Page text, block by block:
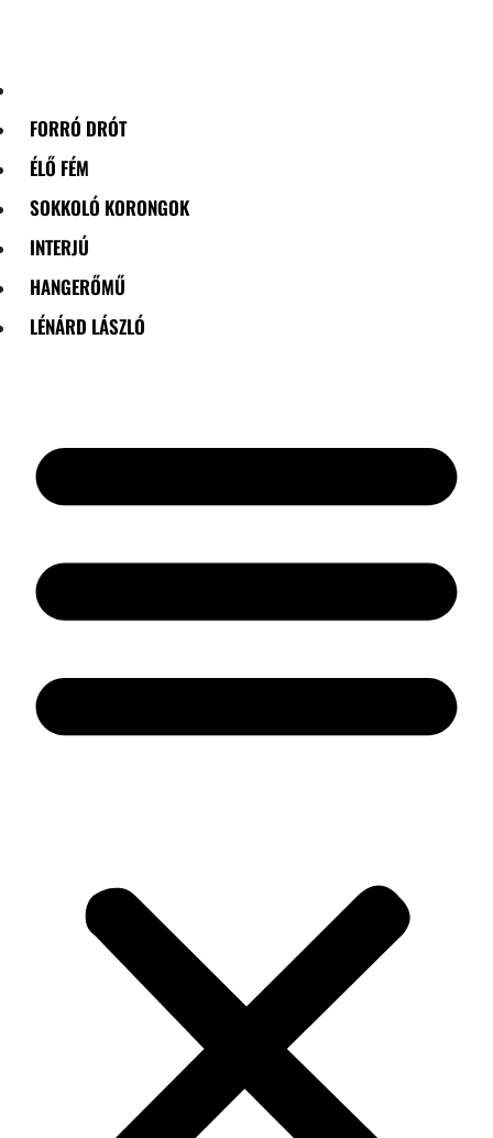
FORRÓ DRÓT
ÉLŐ FÉM
SOKKOLÓ KORONGOK
INTERJÚ
HANGERŐMŰ
LÉNÁRD LÁSZLÓ